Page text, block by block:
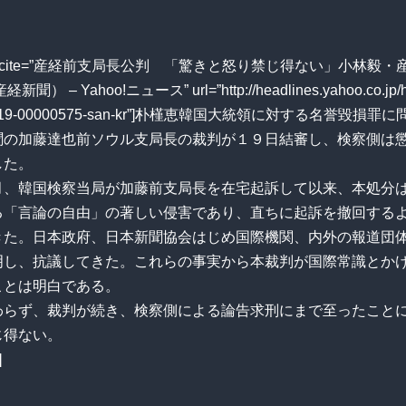
産経前支局長公判 「驚きと怒り禁じ得ない」小林毅・
経新聞） – Yahoo!ニュース” url=”http://headlines.yahoo.co.jp/
00000575-san-kr”]朴槿恵韓国大統領に対する名誉毀損罪に
加藤達也前ソウル支局長の裁判が１９日結審し、検察側は
。
韓国検察当局が加藤前支局長を在宅起訴して以来、本処分
言論の自由」の著しい侵害であり、直ちに起訴を撤回する
。日本政府、日本新聞協会はじめ国際機関、内外の報道団
、抗議してきた。これらの事実から本裁判が国際常識とか
は明白である。
ず、裁判が続き、検察側による論告求刑にまで至ったこと
ない。